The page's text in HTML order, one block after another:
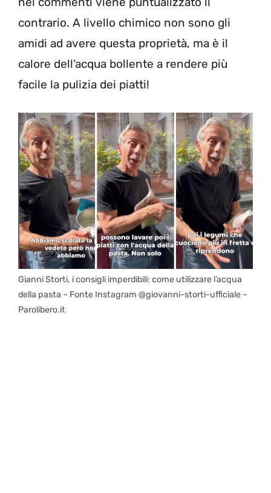
contrario. A livello chimico non sono gli
amidi ad avere questa proprietà, ma è il
calore dell’acqua bollente a rendere più
facile la pulizia dei piatti!
Gianni Storti, i consigli imperdibili: come utilizzare l’acqua
della pasta – Fonte Instagram @giovanni-storti-ufficiale –
Parolibero.it